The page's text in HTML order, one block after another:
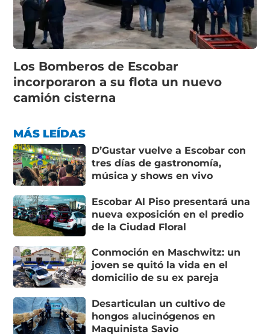
Los Bomberos de Escobar
incorporaron a su flota un nuevo
camión cisterna
MÁS LEÍDAS
D’Gustar vuelve a Escobar con
tres días de gastronomía,
música y shows en vivo
Escobar Al Piso presentará una
nueva exposición en el predio
de la Ciudad Floral
Conmoción en Maschwitz: un
joven se quitó la vida en el
domicilio de su ex pareja
Desarticulan un cultivo de
hongos alucinógenos en
Maquinista Savio